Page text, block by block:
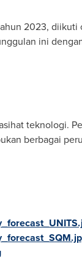
2023, diikuti
ini
teknologi.
berbagai